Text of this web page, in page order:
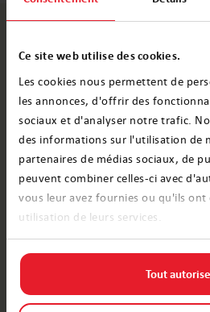
Ce site web utilise des cookies.
Les cookies nous permettent de
les annonces, d'offrir des
sociaux et d'analyser notre trafic.
des informations sur l'utilisation de
partenaires de médias sociaux, de
peuvent combiner celles-ci avec
vous leur avez fournies ou qu'ils
utilisation de leurs services.
Tout
Nous créons des
souvenirs, pas
produits. Faites
la magie de
votre maison et
entretenez des
dureront toute